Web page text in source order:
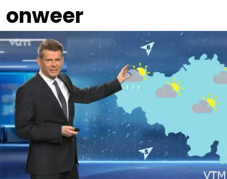
onweer